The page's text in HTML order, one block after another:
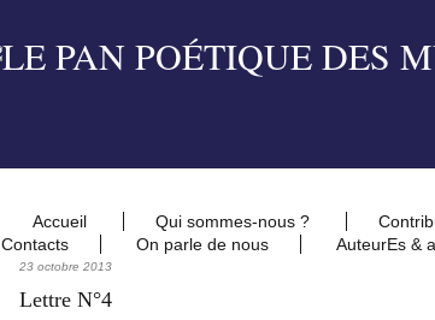
Accueil Qui sommes-nous ?
Contacts
On parle de nous AuteurEs &
23 octobre 2013
Lettre N°4